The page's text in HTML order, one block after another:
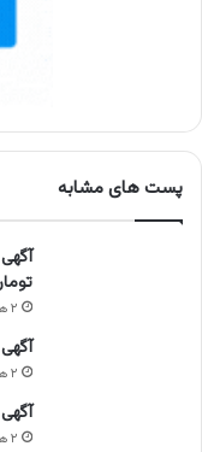
پست های مشابه
۲ هفته پیش
۲ هفته پیش
آگهی
۲ هفته پیش